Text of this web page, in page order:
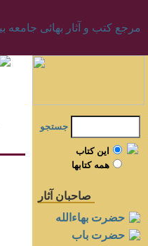
جستجو
اين کتاب
همه کتابها
صاحبان آثار
حضرت بهاءالله
حضرت باب